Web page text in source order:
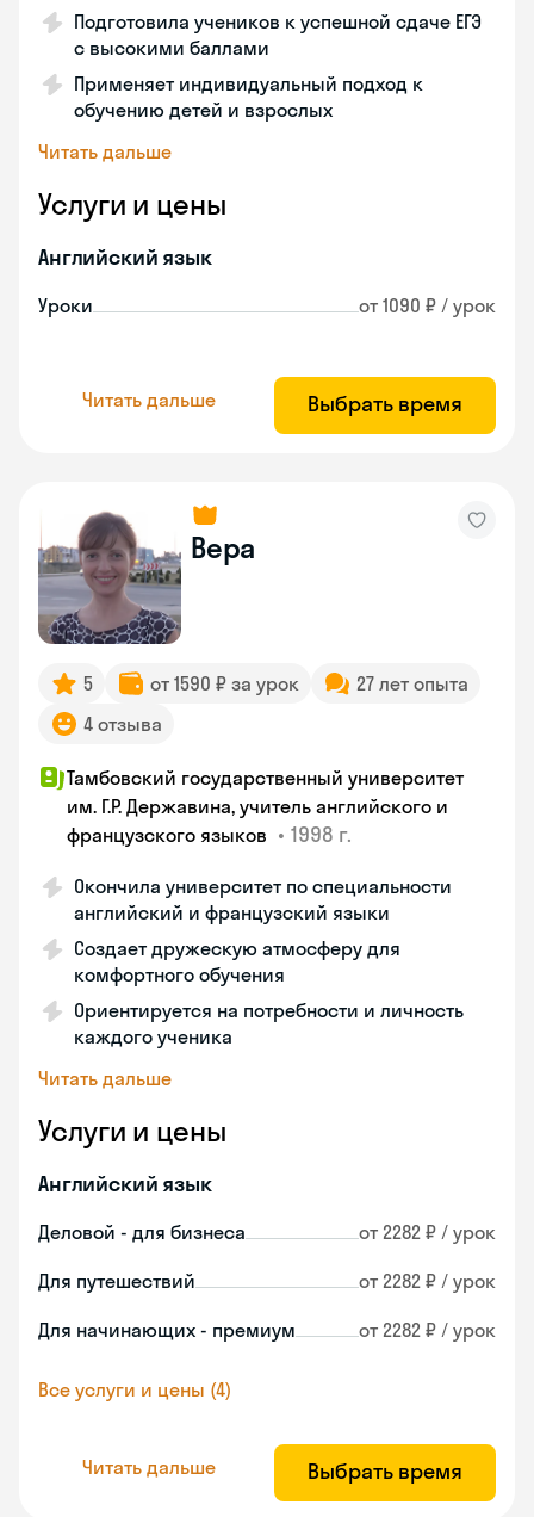
Подготовила учеников к успешной сдаче ЕГЭ
с высокими баллами
Применяет индивидуальный подход к
обучению детей и взрослых
Читать дальше
Услуги и цены
Английский язык
Уроки от 1090 ₽ / урок
Читать дальше Выбрать время
Вера
5 от 1590 ₽ за урок
27 лет опыта
4 отзыва
Тамбовский государственный университет
им. Г.Р. Державина, учитель английского и
французского языков • 1998 г.
Окончила университет по специальности
английский и французский языки
Создает дружескую атмосферу для
комфортного обучения
Ориентируется на потребности и личность
каждого ученика
Читать дальше
Услуги и цены
Английский язык
Деловой - для бизнеса от 2282 ₽ / урок
Для путешествий от 2282 ₽ / урок
Для начинающих - премиум от 2282 ₽ / урок
Все услуги и цены (4)
Читать дальше Выбрать время